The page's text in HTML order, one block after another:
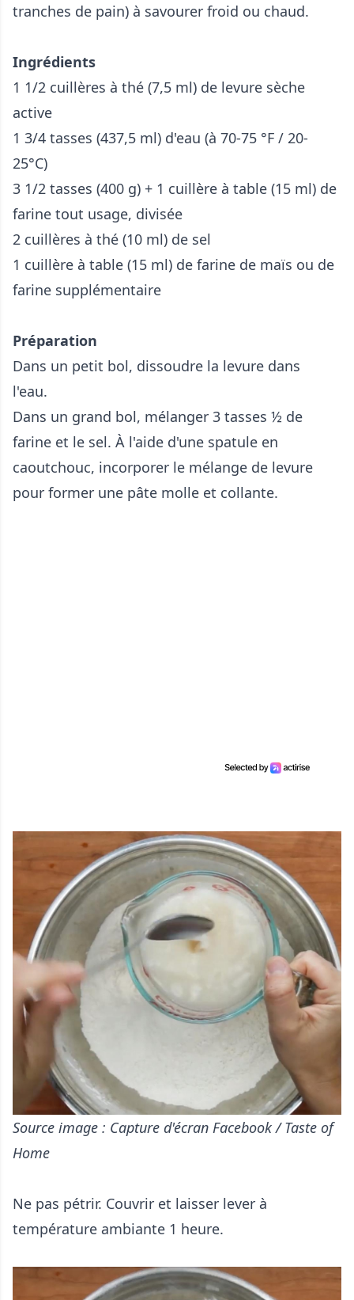
tranches de pain) à savourer froid ou chaud.
Ingrédients
1 1/2 cuillères à thé (7,5 ml) de levure sèche
active
1 3/4 tasses (437,5 ml) d'eau (à 70-75 °F / 20-
25°C)
3 1/2 tasses (400 g) + 1 cuillère à table (15 ml) de
farine tout usage, divisée
2 cuillères à thé (10 ml) de sel
1 cuillère à table (15 ml) de farine de maïs ou de
farine supplémentaire
Préparation
Dans un petit bol, dissoudre la levure dans
l'eau.
Dans un grand bol, mélanger 3 tasses ½ de
farine et le sel. À l'aide d'une spatule en
caoutchouc, incorporer le mélange de levure
pour former une pâte molle et collante.
Source image : Capture d'écran Facebook / Taste of
Home
Ne pas pétrir. Couvrir et laisser lever à
température ambiante 1 heure.